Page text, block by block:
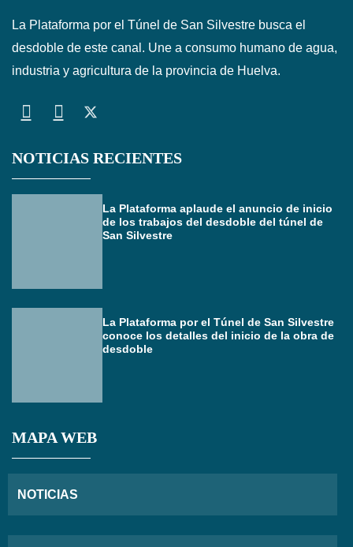
La Plataforma por el Túnel de San Silvestre busca el
desdoble de este canal. Une a consumo humano de agua,
industria y agricultura de la provincia de Huelva.
NOTICIAS RECIENTES
La Plataforma aplaude el anuncio de inicio
de los trabajos del desdoble del túnel de
San Silvestre
La Plataforma por el Túnel de San Silvestre
conoce los detalles del inicio de la obra de
desdoble
MAPA WEB
NOTICIAS